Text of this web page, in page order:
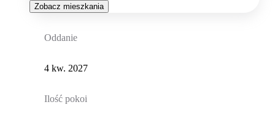
Zobacz mieszkania
Oddanie
4 kw. 2027
Ilość pokoi